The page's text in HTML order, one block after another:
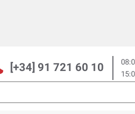
[+34] 91 721 60 10